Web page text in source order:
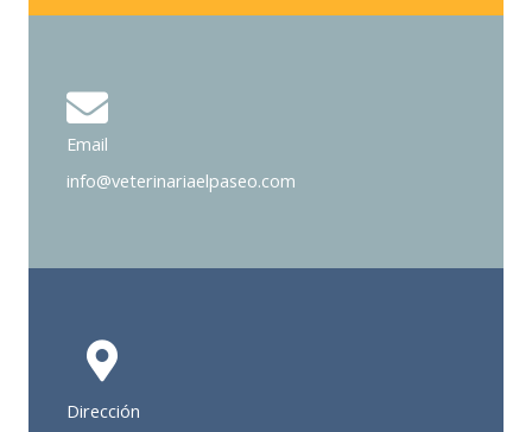
Email
info@veterinariaelpaseo.com
Dirección